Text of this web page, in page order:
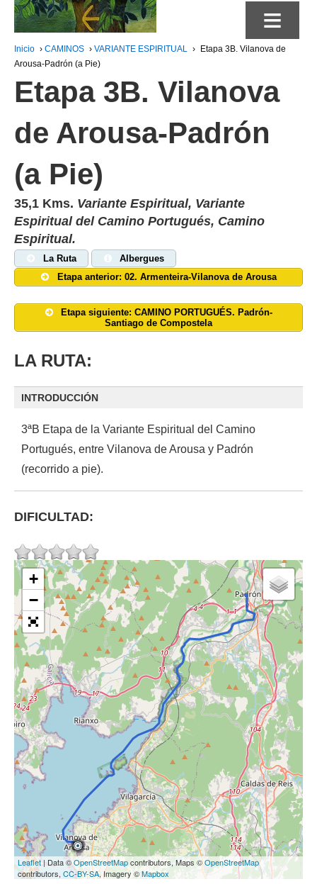
≡
Inicio › CAMINOS › VARIANTE ESPIRITUAL ›
Etapa 3B. Vilanova de
Arousa-Padrón (a Pie)
Etapa 3B. Vilanova
de Arousa-Padrón
(a Pie)
35,1 Kms. Variante Espiritual, Variante
Espiritual del Camino Portugués, Camino
Espiritual.
La Ruta
Albergues
Etapa anterior: 02. Armenteira-Vilanova de Arousa
Etapa siguiente: CAMINO PORTUGUÉS. Padrón-
Santiago de Compostela
LA RUTA:
INTRODUCCIÓN
3ªB Etapa de la Variante Espiritual del Camino
Portugués, entre Vilanova de Arousa y Padrón
(recorrido a pie).
DIFICULTAD:
+
−
Leaflet | Data ©OpenStreetMapcontributors, Maps ©OpenStreetMap
contributors, CC-BY-SA, Imagery ©Mapbox